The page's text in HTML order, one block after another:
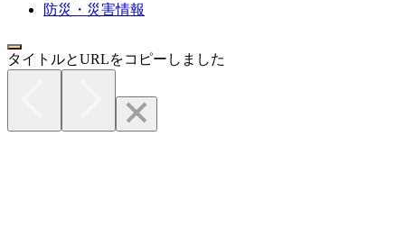
防災・災害情報
タイトルとURLをコピーしました